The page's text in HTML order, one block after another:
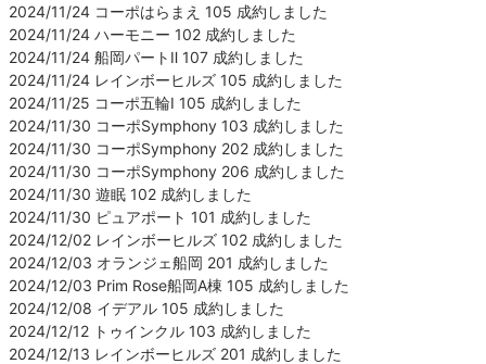
2024/11/24 コーポはらまえ 105 成約しました
2024/11/24 ハーモニー 102 成約しました
2024/11/24 船岡パートⅡ 107 成約しました
2024/11/24 レインボーヒルズ 105 成約しました
2024/11/25 コーポ五輪Ⅰ 105 成約しました
2024/11/30 コーポSymphony 103 成約しました
2024/11/30 コーポSymphony 202 成約しました
2024/11/30 コーポSymphony 206 成約しました
2024/11/30 遊眠 102 成約しました
2024/11/30 ピュアポート 101 成約しました
2024/12/02 レインボーヒルズ 102 成約しました
2024/12/03 オランジェ船岡 201 成約しました
2024/12/03 Prim Rose船岡A棟 105 成約しました
2024/12/08 イデアル 105 成約しました
2024/12/12 トゥインクル 103 成約しました
2024/12/13 レインボーヒルズ 201 成約しました